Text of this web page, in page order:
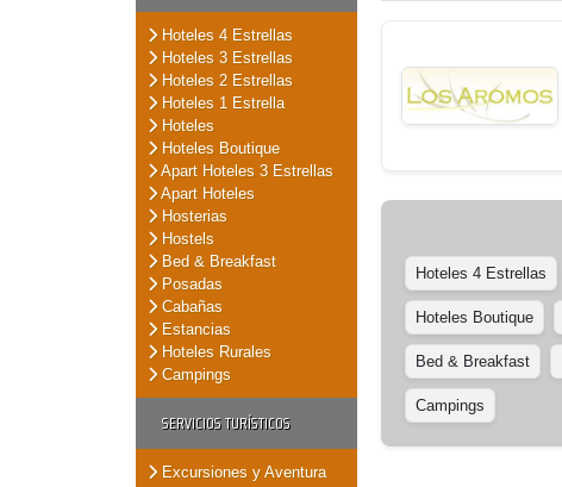
Hoteles 4 Estrellas
Hoteles 3 Estrellas
Hoteles 2 Estrellas
Hoteles 1 Estrella
Hoteles
Hoteles Boutique
Apart Hoteles 3 Estrellas
Apart Hoteles
Hosterias
Hostels
Bed & Breakfast
Posadas
Cabañas
Estancias
Hoteles Rurales
Campings
SERVICIOS TURÍSTICOS
Excursiones y Aventura
Hoteles 4 Estrellas
Hoteles Boutique
Bed & Breakfast
Campings